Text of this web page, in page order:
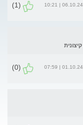
06.10.24 | 10:21
(1)
01.10.24 | 07:59
(0)